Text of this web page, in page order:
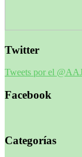
Twitter
Tweets por el
Facebook
Categorías